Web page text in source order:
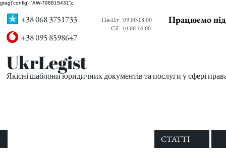
gtag('config', 'AW-798815431');
+38 068 3751733
+38 095 8598647
Пн-Пт
Сб
09.00-18.00
10.00-16.00
Працюємо
UkrLegist
Якісні шаблони юридичних документів та послуги у сфері
СТАТТІ